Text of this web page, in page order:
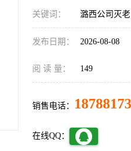
关键词： 潞西公司灭老
发布日期： 2026-08-08
阅 读 量： 149
销售电话：
在线QQ：